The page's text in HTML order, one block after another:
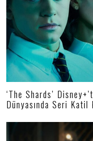
‘The Shards’
Dünyasında Seri Katil